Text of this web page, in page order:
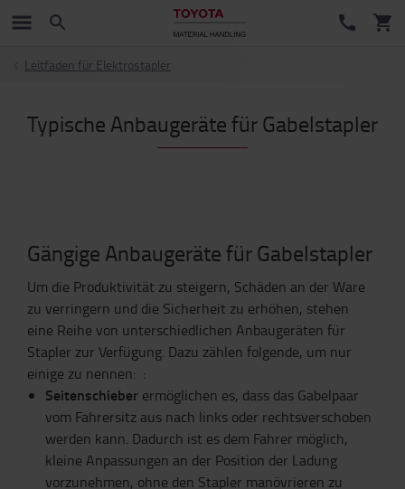
Leitfaden für Elektrostapler
Typische Anbaugeräte für Gabelstapler
Gängige Anbaugeräte für Gabelstapler
Um die Produktivität zu steigern, Schäden an der Ware
zu verringern und die Sicherheit zu erhöhen, stehen
eine Reihe von unterschiedlichen Anbaugeräten für
Stapler zur Verfügung. Dazu zählen folgende, um nur
einige zu nennen: :
Seitenschieber ermöglichen es, dass das Gabelpaar
vom Fahrersitz aus nach links oder rechtsverschoben
werden kann. Dadurch ist es dem Fahrer möglich,
kleine Anpassungen an der Position der Ladung
vorzunehmen, ohne den Stapler manövrieren zu